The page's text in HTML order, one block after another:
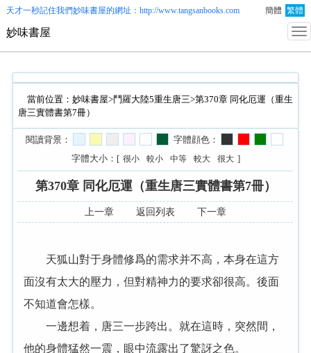
天才一秒記住我們妙味書屋的網址：http://www.tangsanbooks.com 簡體 繁體
妙味書屋
當前位置： 妙味書屋>鬥羅大陸5重生唐三>第370章 同化厄運（重生
唐三實體書第7冊）
閱讀背景：
字體顔色：
字體大小：[ 很小 較小 中等 較大 很大 ]
第370章 同化厄運（重生唐三實體書第7冊）
上一章 返回列表 下一章
天狐山對于身體修爲的需求并不高，本身在這方
面沒有太大的壓力，但對精神力的要求卻很高。後面
不知道會怎樣。
一邊想着，唐三一步跨出。就在這時，突然間，
他的身體猛然一震，眼中流露出了驚訝之色。